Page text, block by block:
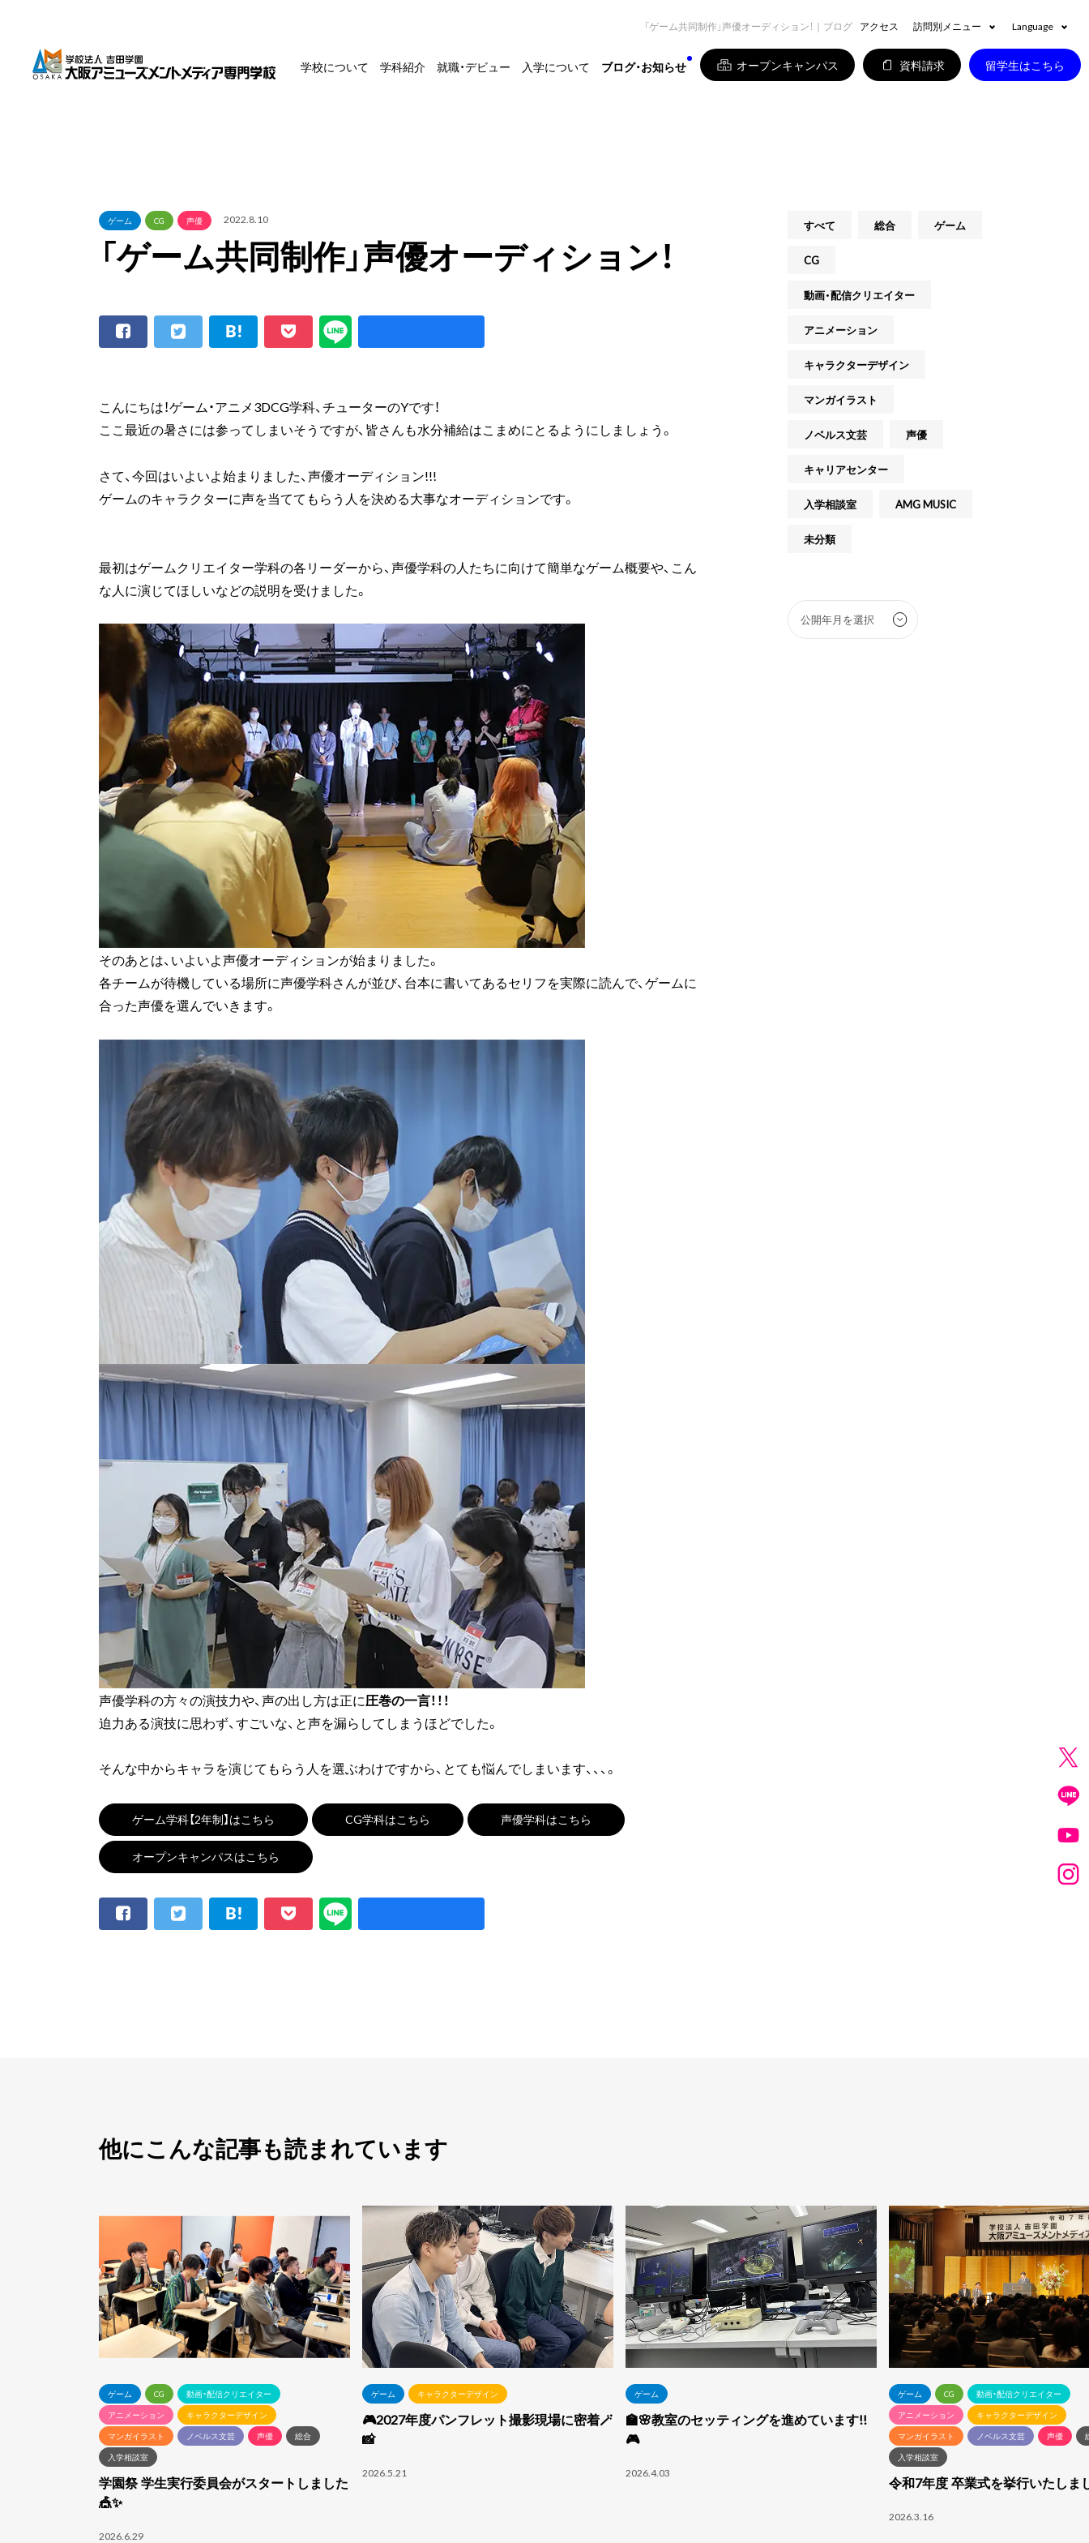
アクセス 訪問別メニュー Language
学校について 学科紹介 就職・デビュー 入学について ブログ・お知らせ オープンキャンパス 資料請求 留学生はこちら
「ゲーム共同制作」声優オーディション！｜ブログ
ゲーム CG 声優 2022.8.10
「ゲーム共同制作」声優オーディション！
こんにちは！ゲーム・アニメ3DCG学科、チューターのYです！
ここ最近の暑さには参ってしまいそうですが、皆さんも水分補給はこまめにとるようにしましょう。
さて、今回はいよいよ始まりました、声優オーディション!!!
ゲームのキャラクターに声を当ててもらう人を決める大事なオーディションです。
最初はゲームクリエイター学科の各リーダーから、声優学科の人たちに向けて簡単なゲーム概要や、こん
な人に演じてほしいなどの説明を受けました。
そのあとは、いよいよ声優オーディションが始まりました。
各チームが待機している場所に声優学科さんが並び、台本に書いてあるセリフを実際に読んで、ゲームに
合った声優を選んでいきます。
声優学科の方々の演技力や、声の出し方は正に圧巻の一言！！！
迫力ある演技に思わず、すごいな、と声を漏らしてしまうほどでした。
そんな中からキャラを演じてもらう人を選ぶわけですから、とても悩んでしまいます、、、。
ゲーム学科【2年制】はこちら CG学科はこちら 声優学科はこちら
オープンキャンパスはこちら
すべて 総合 ゲーム
CG
動画・配信クリエイター
アニメーション
キャラクターデザイン
マンガイラスト
ノベルス文芸 声優
キャリアセンター
入学相談室 AMG MUSIC
未分類
他にこんな記事も読まれています
ゲーム CG
動画・配信クリエイター
アニメーション
キャラクターデザイン
マンガイラスト
ノベルス文芸 声優
総合
入学相談室
学園祭 学生実行委員会がスタートしました
🎪✨
2026.6.29
ゲーム キャラクターデザイン
🎮2027年度パンフレット撮影現場に密着🪄
📸
2026.5.21
ゲーム
🏫🌸教室のセッティングを進めています!!
🎮
2026.4.03
ゲーム CG
動画・配信クリエイター
アニメーション
キャラクターデザイン
マンガイラスト
ノベルス文芸 声優
入学相談室
令和7年度 卒業式を挙行いたしま
2026.3.16